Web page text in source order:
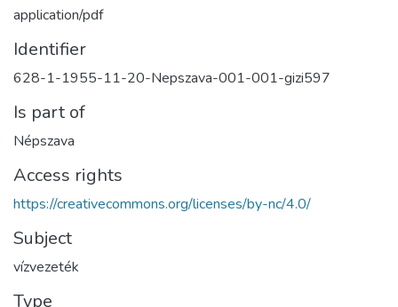
application/pdf
Identifier
628-1-1955-11-20-Nepszava-001-001-gizi597
Is part of
Népszava
Access rights
https://creativecommons.org/licenses/by-nc/4.0/
Subject
vízvezeték
Type